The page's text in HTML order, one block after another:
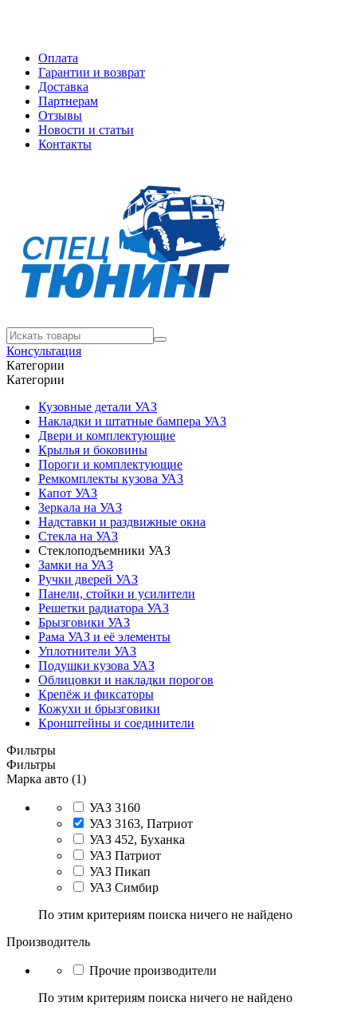
Оплата
Гарантии и возврат
Доставка
Партнерам
Отзывы
Новости и статьи
Контакты
Консультация
Категории
Категории
Кузовные детали УАЗ
Накладки и штатные бампера УАЗ
Двери и комплектующие
Крылья и боковины
Пороги и комплектующие
Ремкомплекты кузова УАЗ
Капот УАЗ
Зеркала на УАЗ
Надставки и раздвижные окна
Стекла на УАЗ
Стеклоподъемники УАЗ
Замки на УАЗ
Ручки дверей УАЗ
Панели, стойки и усилители
Решетки радиатора УАЗ
Брызговики УАЗ
Рама УАЗ и её элементы
Уплотнители УАЗ
Подушки кузова УАЗ
Облицовки и накладки порогов
Крепёж и фиксаторы
Кожухи и брызговики
Кронштейны и соединители
Фильтры
Фильтры
Марка авто (1)
УАЗ 3160
УАЗ 3163, Патриот
УАЗ 452, Буханка
УАЗ Патриот
УАЗ Пикап
УАЗ Симбир
По этим критериям поиска ничего не найдено
Производитель
Прочие производители
По этим критериям поиска ничего не найдено